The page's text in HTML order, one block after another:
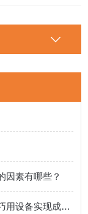
因素有哪些？
食品加工商如何应对原材料价格波动？巧用设备实现成本逆袭